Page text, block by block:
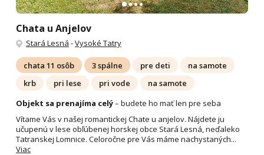
Chata u Anjelov
Stará Lesná -Vysoké Tatry
chata 11 osôb 3 spálne pre deti
na samote
krb
pri lese pri vode
na samote
Objekt sa prenajíma celý– budete ho mať len pre seba
Vítame Vás v našej romantickej Chate u anjelov. Nájdete ju
učupenú v lese obľúbenej horskej obce Stará Lesná, neďaleko
Tatranskej Lomnice. Celoročne pre Vás máme nachystaných...
Viac